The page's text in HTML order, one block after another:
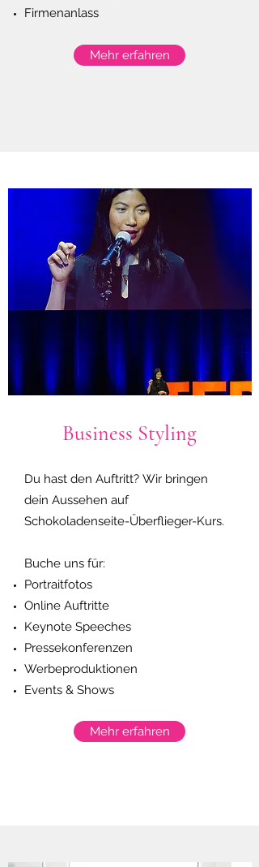
Firmenanlass
Mehr erfahren
Business Styling
Du hast den Auftritt? Wir bringen
dein Aussehen auf
Schokoladenseite-Überflieger-Kurs.
Buche uns für:
Portraitfotos
Online Auftritte
Keynote Speeches
Pressekonferenzen
Werbeproduktionen
Events & Shows
Mehr erfahren